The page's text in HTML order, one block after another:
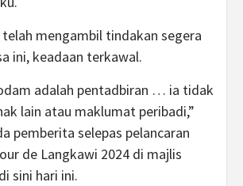
mengambil tindakan segera
ini, keadaan terkawal.
adalah pentadbiran … ia tidak
lain atau maklumat peribadi,”
pemberita selepas pelancaran
de Langkawi 2024 di majlis
sini hari ini.